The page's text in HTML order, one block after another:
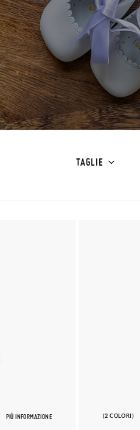
TAGLIE
PIÙ INFORMAZIONE (2 COLORI)